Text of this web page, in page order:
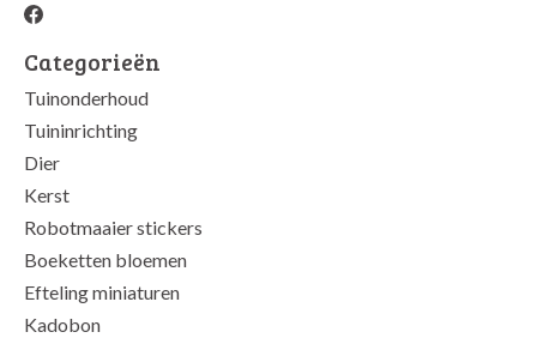
Categorieën
Tuinonderhoud
Tuininrichting
Dier
Kerst
Robotmaaier stickers
Boeketten bloemen
Efteling miniaturen
Kadobon